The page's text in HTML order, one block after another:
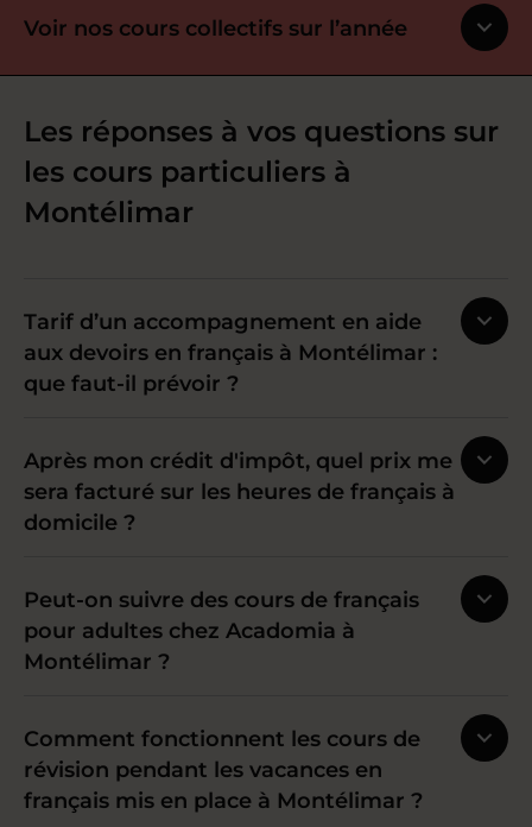
Voir nos cours collectifs sur l’année
Les réponses à vos questions sur
les cours particuliers à
Montélimar
Tarif d’un accompagnement en aide
aux devoirs en français à Montélimar :
que faut-il prévoir ?
Après mon crédit d'impôt, quel prix me
sera facturé sur les heures de français à
domicile ?
Peut-on suivre des cours de français
pour adultes chez Acadomia à
Montélimar ?
Comment fonctionnent les cours de
révision pendant les vacances en
français mis en place à Montélimar ?